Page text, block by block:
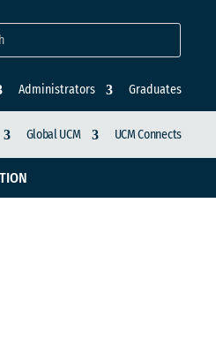
Administrators Graduates
Global UCM UCM Connects